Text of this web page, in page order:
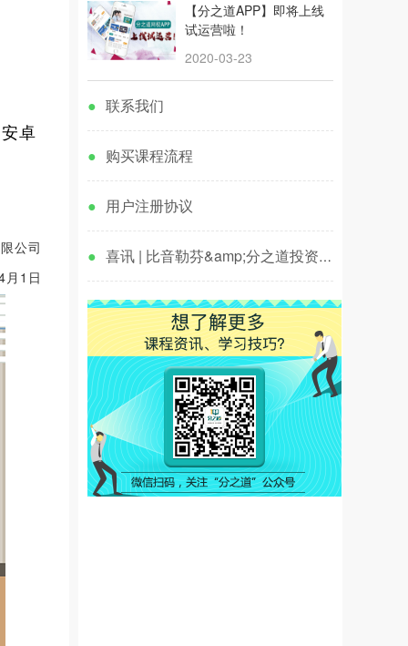
卓
公司
【分之道APP】即将上线
试运营啦！
2020-03-23
● 联系我们
● 购买课程流程
● 用户注册协议
● 喜讯 | 比音勒芬&amp;分之道投资入
股签约仪式圆满举行！